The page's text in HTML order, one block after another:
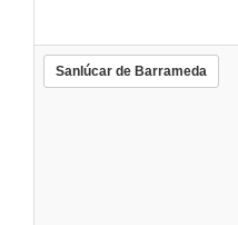
Sanlúcar de Barrameda